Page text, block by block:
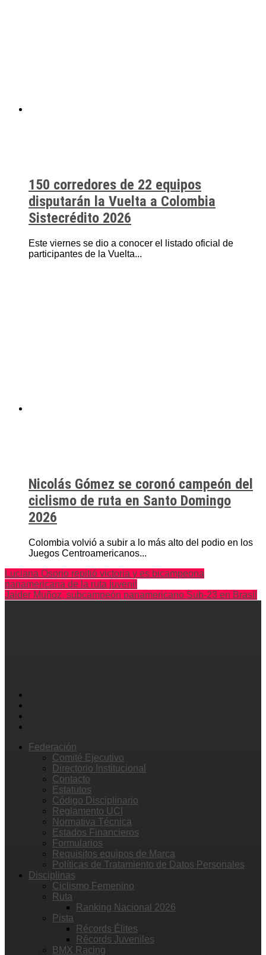
150 corredores de 22 equipos
disputarán la Vuelta a Colombia
Sistecrédito 2026
Este viernes se dio a conocer el listado oficial de
participantes de la Vuelta...
Nicolás Gómez se coronó campeón del
ciclismo de ruta en Santo Domingo
2026
Colombia volvió a subir a lo más alto del podio en los
Juegos Centroamericanos...
Luciana Osorio repitió victoria y es bicampeona
panamericana de la ruta juvenil
Jaider Muñoz, subcampeón panamericano Sub-23 en Brasil
Federación
Comité Ejecutivo
Directorio Institucional
Contacto
Estatutos
Código Disciplinario
Reglamento UCI
Normativa Técnica
Estados Financieros
Formularios
Requisitos equipos de Marca
Políticas de Tratamiento de Datos Personales
Disciplinas
Ciclismo Femenino
Ruta
Ranking Nacional 2026
Pista
Récords Élites
Récords Juveniles
BMX Racing